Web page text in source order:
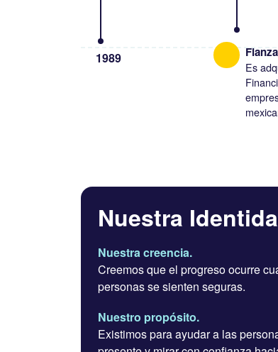
1989
Es
Nuestra
Nuestra creencia.
Creemos que el progreso ocurre
personas se sienten seguras.
Nuestro propósito.
Existimos para ayudar a las